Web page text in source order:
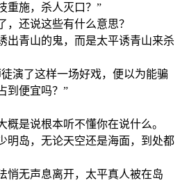
重施，杀人灭口？”
，还说这些有什么意思？
出青山的鬼，而是太平诱青山来杀
演了这样一场好戏，便以为能骗
到便宜吗？”
是说根本听不懂你在说什么。
明岛，无论天空还是海面，到处都
悄无声息离开，太平真人被在岛